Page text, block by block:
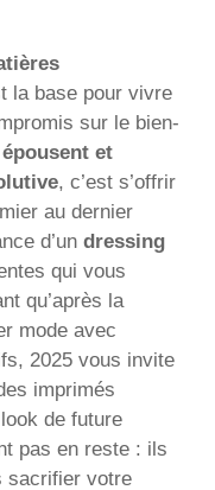
la base pour vivre
sur le bien-
et
, c’est s’offrir
au dernier
d’un dressing
qui vous
qu’après la
mode avec
2025 vous invite
imprimés
de future
pas en reste : ils
sacrifier votre